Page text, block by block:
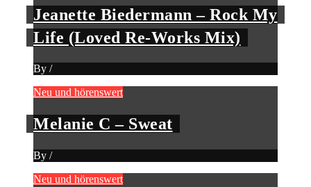
Jeanette Biedermann – Rock My
Life (Loved Re-Works Mix)
By /
Neu und hörenswert
Melanie C – Sweat
By /
Neu und hörenswert